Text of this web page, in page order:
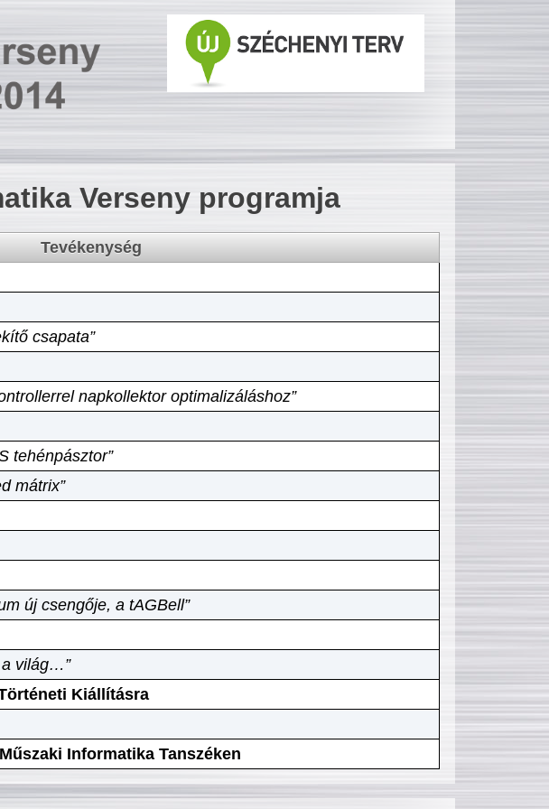
Verseny programja
Tevékenység
csapata”
napkollektor optimalizáláshoz”
tehénpásztor”
mátrix”
új csengője, a tAGBell”
a világ…”
Kiállításra
Informatika Tanszéken